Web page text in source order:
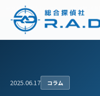
総合探偵社R.A.D コラム 【探偵歴24
2025.06.17 コラム